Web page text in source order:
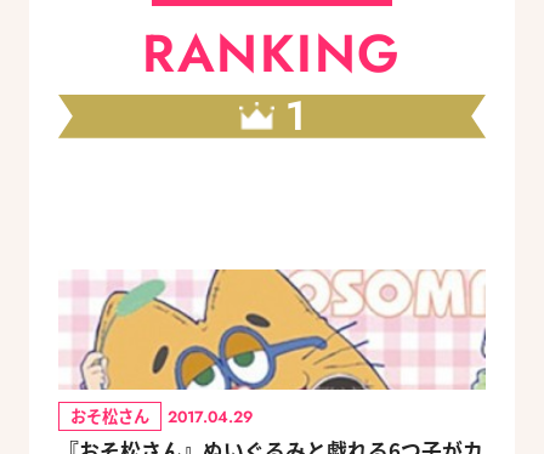
RANKING
1
おそ松さん 2017.04.29